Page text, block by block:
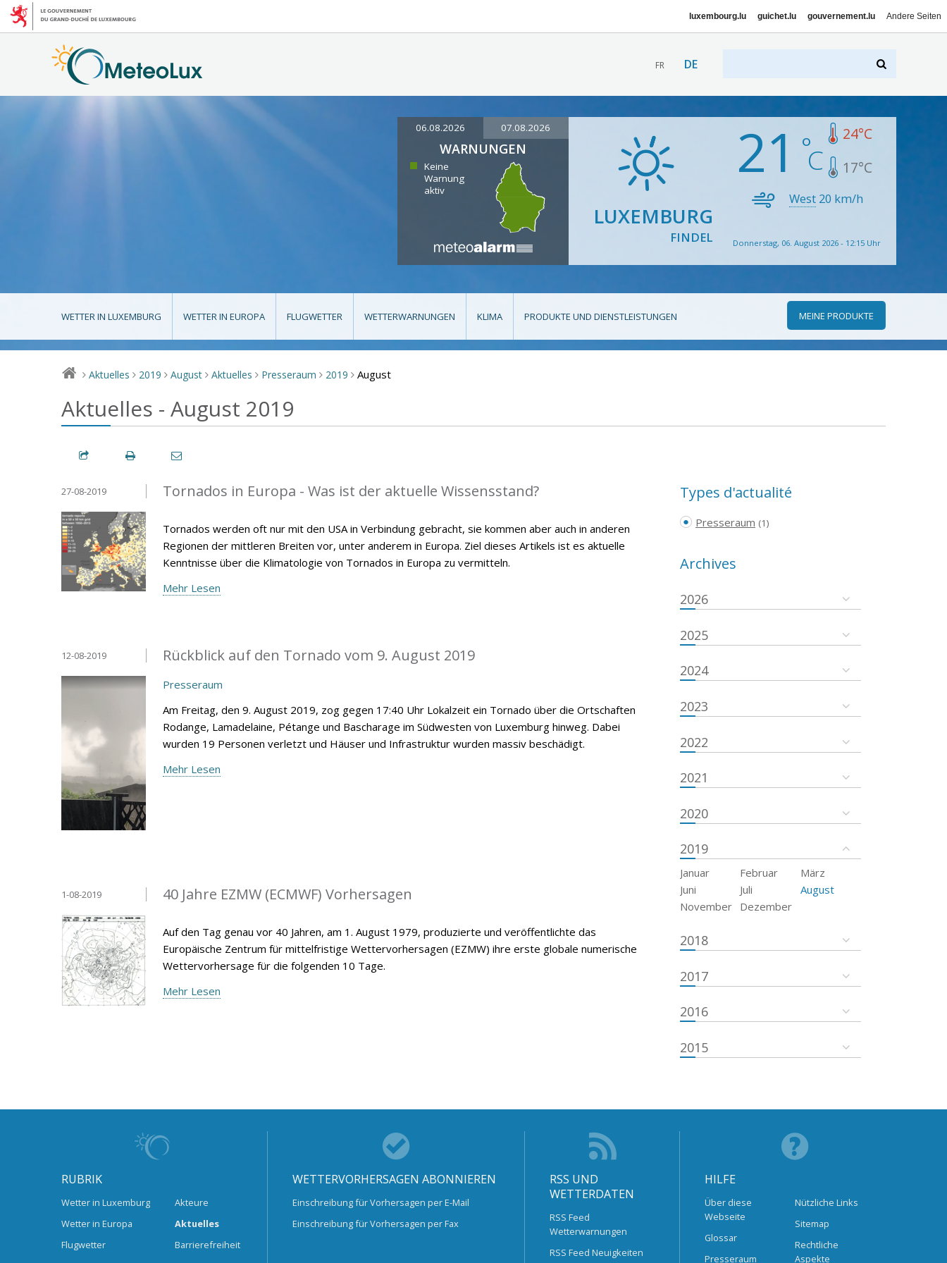
luxembourg.lu guichet.lu gouvernement.lu Andere Seiten
FR DE
06.08.2026 07.08.2026
WARNUNGEN
Keine
Warnung
aktiv
LUXEMBURG
FINDEL
21 24°C
17°C
West 20 km/h
Donnerstag, 06. August 2026 - 12:15 Uhr
WETTER IN LUXEMBURG WETTER IN EUROPA FLUGWETTER WETTERWARNUNGEN KLIMA PRODUKTE UND DIENSTLEISTUNGEN MEINE PRODUKTE
> Aktuelles > 2019 > August > Aktuelles > Presseraum > 2019 > August
Aktuelles - August 2019
Tornados in Europa - Was ist der aktuelle Wissensstand?
27-08-2019
Tornados werden oft nur mit den USA in Verbindung gebracht, sie kommen aber auch in anderen
Regionen der mittleren Breiten vor, unter anderem in Europa. Ziel dieses Artikels ist es aktuelle
Kenntnisse über die Klimatologie von Tornados in Europa zu vermitteln.
Mehr Lesen
Rückblick auf den Tornado vom 9. August 2019
12-08-2019
Presseraum
Am Freitag, den 9. August 2019, zog gegen 17:40 Uhr Lokalzeit ein Tornado über die Ortschaften
Rodange, Lamadelaine, Pétange und Bascharage im Südwesten von Luxemburg hinweg. Dabei
wurden 19 Personen verletzt und Häuser und Infrastruktur wurden massiv beschädigt.
Mehr Lesen
40 Jahre EZMW (ECMWF) Vorhersagen
1-08-2019
Auf den Tag genau vor 40 Jahren, am 1. August 1979, produzierte und veröffentlichte das
Europäische Zentrum für mittelfristige Wettervorhersagen (EZMW) ihre erste globale numerische
Wettervorhersage für die folgenden 10 Tage.
Mehr Lesen
Types d'actualité
Presseraum (1)
Archives
2026
2025
2024
2023
2022
2021
2020
2019
Januar Februar
März
Juni
Juli
August
November
Dezember
2018
2017
2016
2015
RUBRIK
Wetter in Luxemburg
Wetter in Europa
Flugwetter
Akteure
Aktuelles
Barrierefreiheit
WETTERVORHERSAGEN ABONNIEREN
Einschreibung für Vorhersagen per E-Mail
Einschreibung für Vorhersagen per Fax
RSS UND
WETTERDATEN
RSS Feed
Wetterwarnungen
RSS Feed Neuigkeiten
HILFE
Über diese
Webseite
Glossar
Presseraum
Nützliche Links
Sitemap
Rechtliche
Aspekte